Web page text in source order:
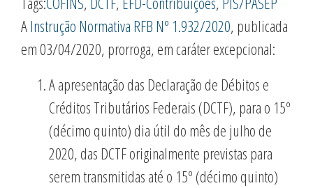
AInstrução Normativa RFB Nº 1.932/2020, publicada
em 03/04/2020, prorroga, em caráter excepcional:
A apresentação das Declaração de Débitos e
Créditos Tributários Federais (DCTF), para o 15º
(décimo quinto) dia útil do mês de julho de
2020, das DCTF originalmente previstas para
serem transmitidas até o 15º (décimo quinto)